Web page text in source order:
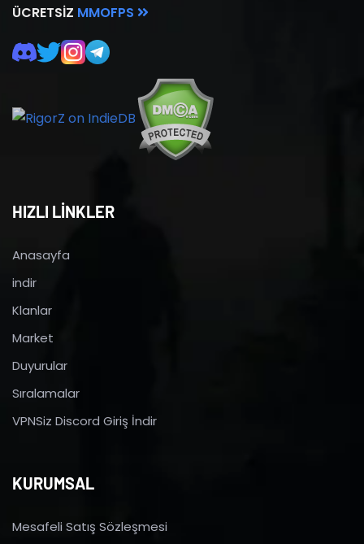
ÜCRETSIZ MMOFPS
HIZLI LİNKLER
Anasayfa
indir
Klanlar
Market
Duyurular
Sıralamalar
VPNSiz Discord Giriş İndir
KURUMSAL
Mesafeli Satış Sözleşmesi